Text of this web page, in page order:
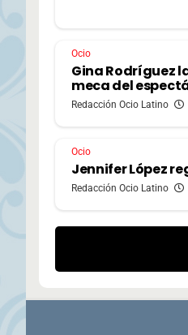
Ocio
Gina Rodríguez
meca del
Redacción Ocio Latino
Ocio
Jennifer López
Redacción Ocio Latino